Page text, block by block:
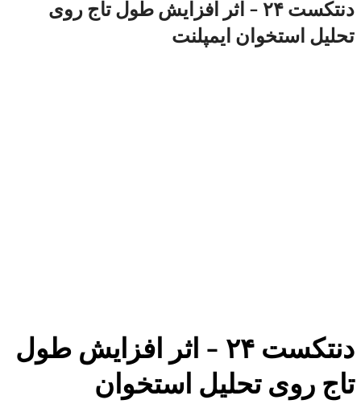
دنتکست ۲۴ – اثر افزایش طول تاج روی
تحلیل استخوان ایمپلنت
دنتکست ۲۴ – اثر افزایش طول
تاج روی تحلیل استخوان